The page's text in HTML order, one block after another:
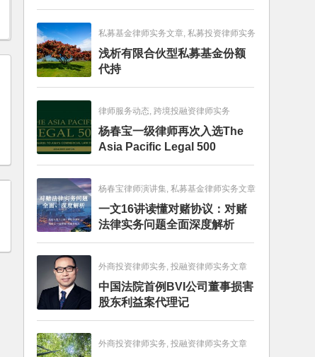
畅销图书榜
私募基金律师实务文章, 私募投资律师实务
浅析有限合伙型私募基金份额
代持
律师服务动态, 跨境投融资律师实务
杨春宝一级律师再次入选The
Asia Pacific Legal 500
杨春宝律师演讲集, 私募基金律师实务文章
一文16讲读懂对赌协议：对赌
法律实务问题全面深度解析
外商投资律师实务, 投融资律师实务文章
中国法院首例BVI公司董事损害
股东利益案代理记
外商投资律师实务, 投融资律师实务文章